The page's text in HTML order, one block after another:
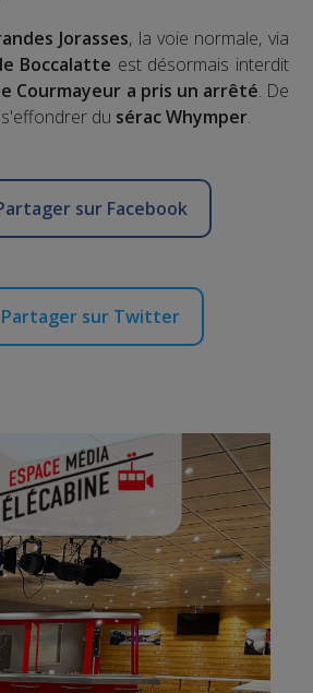
Jorasses, la voie normale, via
Boccalatte est désormais interdit
Courmayeur a pris un arrêté. De
du sérac Whymper.
sur Facebook
Partager sur Twitter